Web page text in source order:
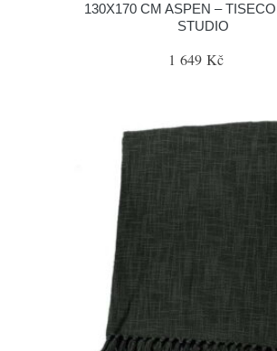
130X170 CM ASPEN –
STUDIO
1 649 Kč